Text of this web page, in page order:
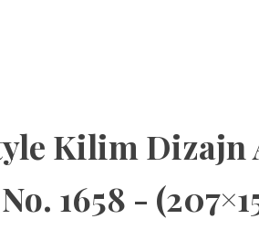
Kilim Dizajn
1658 -